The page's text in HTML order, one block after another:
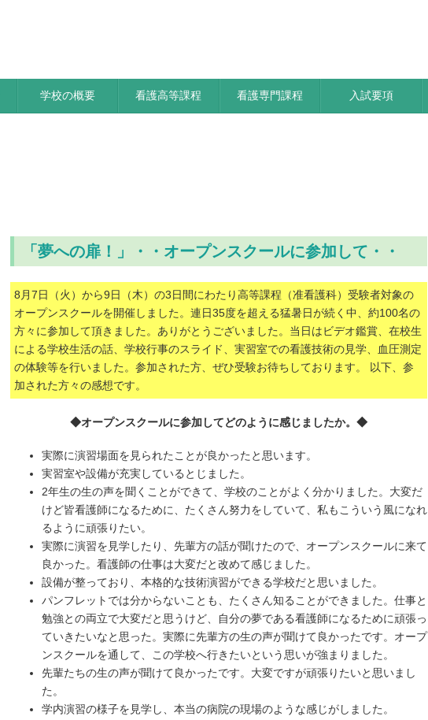
学校の概要 看護高等課程 看護専門課程 入試要項
「夢への扉！」・・オープンスクールに参加して・・
8月7日（火）から9日（木）の3日間にわたり高等課程（准看護科）受験者対象の
オープンスクールを開催しました。連日35度を超える猛暑日が続く中、約100名の
方々に参加して頂きました。ありがとうございました。当日はビデオ鑑賞、在校生
による学校生活の話、学校行事のスライド、実習室での看護技術の見学、血圧測定
の体験等を行いました。参加された方、ぜひ受験お待ちしております。 以下、参
加された方々の感想です。
◆オープンスクールに参加してどのように感じましたか。◆
実際に演習場面を見られたことが良かったと思います。
実習室や設備が充実しているとじました。
2年生の生の声を聞くことができて、学校のことがよく分かりました。大変だ
けど皆看護師になるために、たくさん努力をしていて、私もこういう風になれ
るように頑張りたい。
実際に演習を見学したり、先輩方の話が聞けたので、オープンスクールに来て
良かった。看護師の仕事は大変だと改めて感じました。
設備が整っており、本格的な技術演習ができる学校だと思いました。
パンフレットでは分からないことも、たくさん知ることができました。仕事と
勉強との両立で大変だと思うけど、自分の夢である看護師になるために頑張っ
ていきたいなと思った。実際に先輩方の生の声が聞けて良かったです。オープ
ンスクールを通して、この学校へ行きたいという思いが強まりました。
先輩たちの生の声が聞けて良かったです。大変ですが頑張りたいと思いまし
た。
学内演習の様子を見学し、本当の病院の現場のような感じがしました。